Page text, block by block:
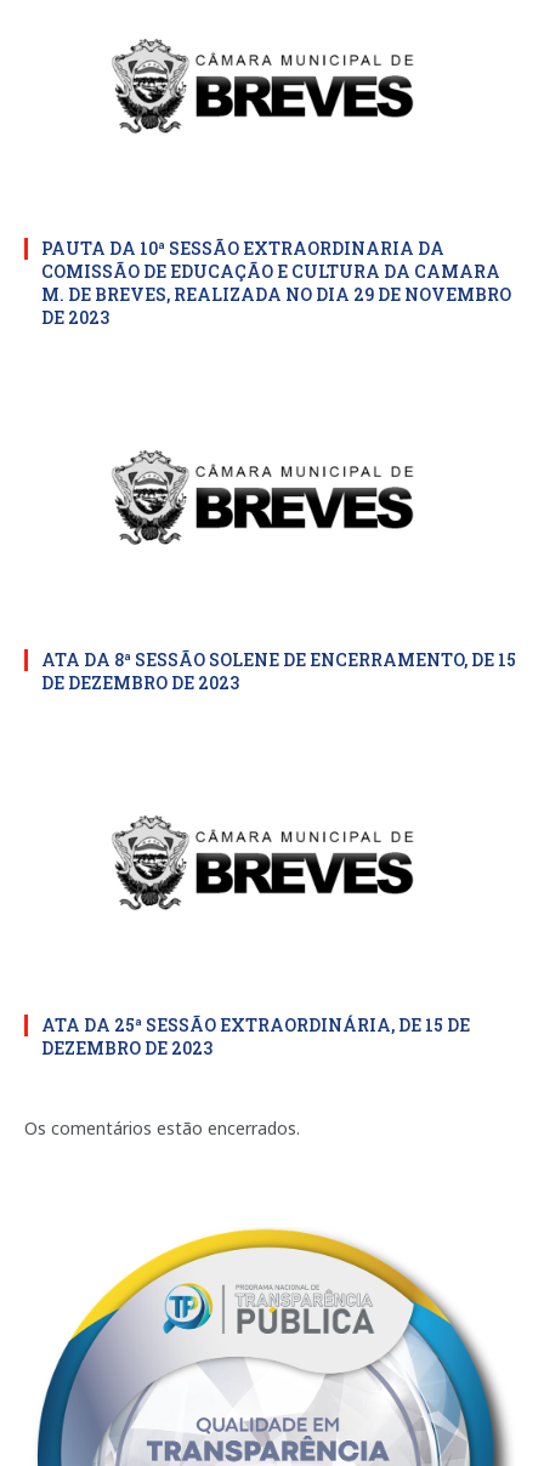
PAUTA DA 10ª SESSÃO EXTRAORDINARIA DA
COMISSÃO DE EDUCAÇÃO E CULTURA DA CAMARA
M. DE BREVES, REALIZADA NO DIA 29 DE NOVEMBRO
DE 2023
ATA DA 8ª SESSÃO SOLENE DE ENCERRAMENTO, DE 15
DE DEZEMBRO DE 2023
ATA DA 25ª SESSÃO EXTRAORDINÁRIA, DE 15 DE
DEZEMBRO DE 2023
Os comentários estão encerrados.